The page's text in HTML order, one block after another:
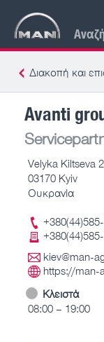
Διακοπή και
Avanti
Velyka Kiltseva 2
03170 Kyiv
Ουκρανία
kiev@man-
https://man-
Κλειστά
08:00 – 19:00